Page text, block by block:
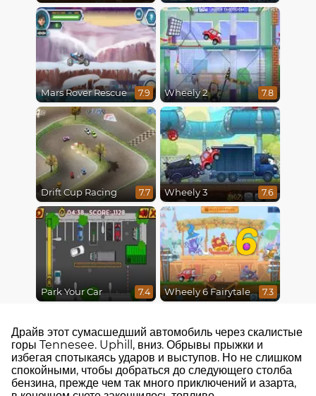
Mars Rover Rescue 7.9 Wheely 2 7.8
Drift Cup Racing 7.7 Wheely 3 7.6
Park Your Car 7.4
6
Wheely 6 Fairytale 7.3
Драйв этот сумасшедший автомобиль через скалистые
горы Tennesee. Uphill, вниз. Обрывы прыжки и
избегая спотыкаясь ударов и выступов. Но не слишком
спокойными, чтобы добраться до следующего столба
бензина, прежде чем так много приключений и азарта,